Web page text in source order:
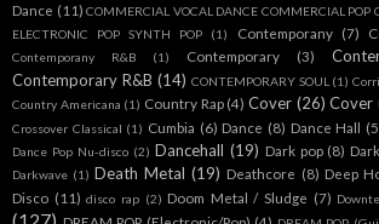
Dance (11) COMMERCIAL VOCAL DANCE COMMERCIAL POP
ELECTRONIC POP SYNTH POP
(1) Contemporany (7)
Contemporany R&B (1) Contemporary (3)
Contemporary R&B (14) CONTEMPORARY SOUL (1)
Country Americana (1) Country Rap (4) Cover (26) Cover
Crossover Classical (1) Cumbia (6) Dance (8) Dance Hall
Dance Pop Nu-disco (2) Dancehall (19) Dark pop (8)
Darkwave (1) Death Metal (19) Deathcore (8) Deep
Disco (11) disco rap (2) Doom Metal / Sludge (7)